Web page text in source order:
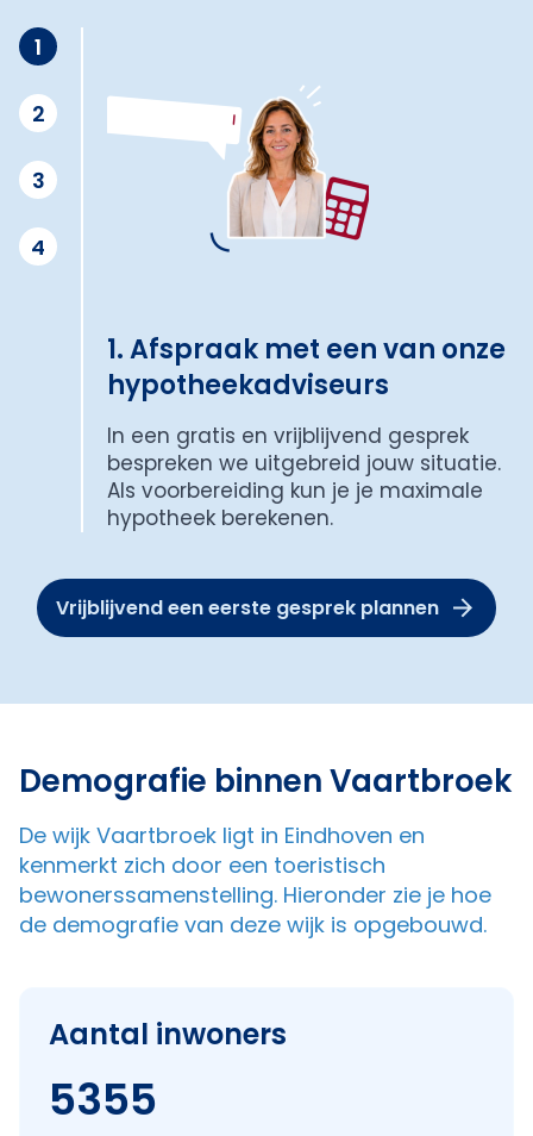
1
2
3
4
1. Afspraak met een van onze
hypotheekadviseurs
In een gratis en vrijblijvend gesprek
bespreken we uitgebreid jouw situatie.
Als voorbereiding kun je je maximale
hypotheek berekenen.
Vrijblijvend een eerste gesprek plannen
Demografie binnen Vaartbroek
De wijk Vaartbroek ligt in Eindhoven en
kenmerkt zich door een toeristisch
bewonerssamenstelling. Hieronder zie je hoe
de demografie van deze wijk is opgebouwd.
Aantal inwoners
5355